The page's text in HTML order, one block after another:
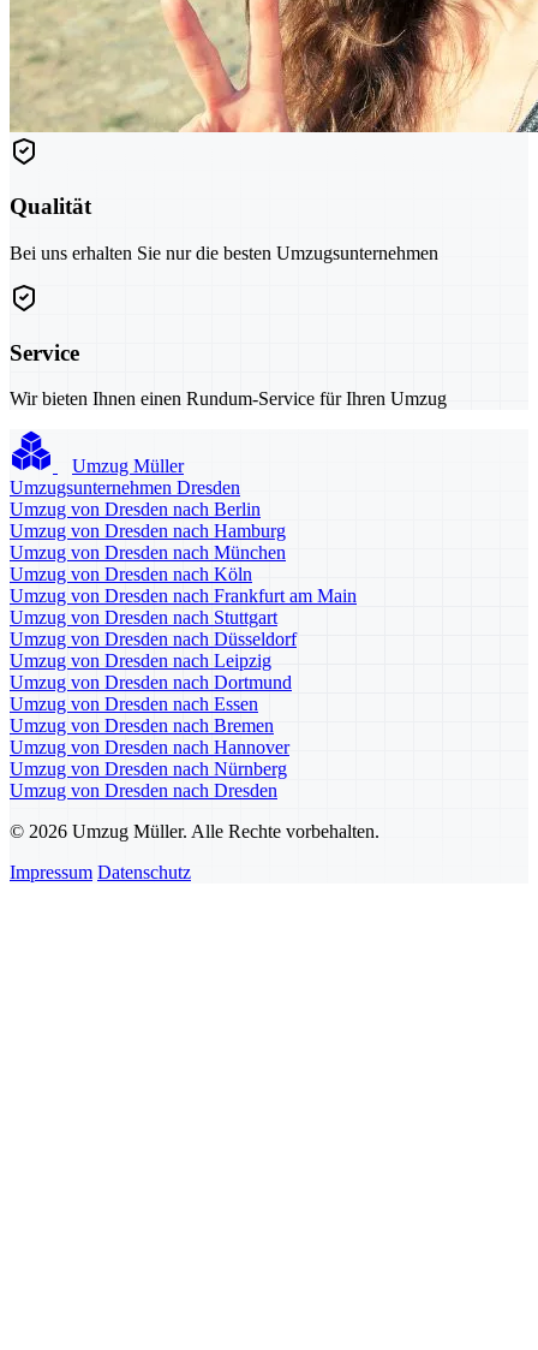
Qualität
Bei uns erhalten Sie nur die besten Umzugsunternehmen
Service
Wir bieten Ihnen einen Rundum-Service für Ihren Umzug
Umzug Müller
Umzugsunternehmen Dresden
Umzug von Dresden nach Berlin
Umzug von Dresden nach Hamburg
Umzug von Dresden nach München
Umzug von Dresden nach Köln
Umzug von Dresden nach Frankfurt am Main
Umzug von Dresden nach Stuttgart
Umzug von Dresden nach Düsseldorf
Umzug von Dresden nach Leipzig
Umzug von Dresden nach Dortmund
Umzug von Dresden nach Essen
Umzug von Dresden nach Bremen
Umzug von Dresden nach Hannover
Umzug von Dresden nach Nürnberg
Umzug von Dresden nach Dresden
© 2026 Umzug Müller. Alle Rechte vorbehalten.
Impressum Datenschutz